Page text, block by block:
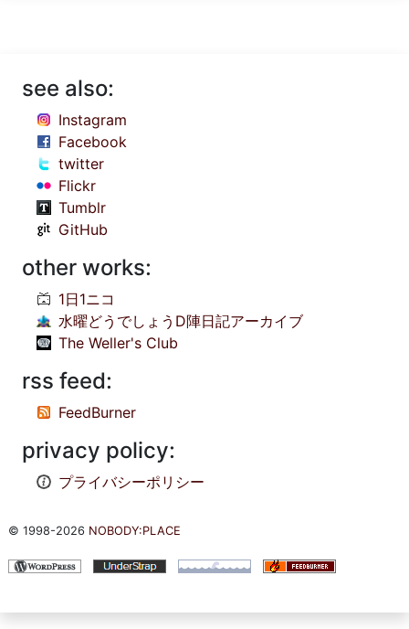
see also:
Instagram
Facebook
twitter
Flickr
Tumblr
GitHub
other works:
1日1ニコ
水曜どうでしょうD陣日記アーカイブ
The Weller's Club
rss feed:
FeedBurner
privacy policy:
プライバシーポリシー
© 1998-2026 NOBODY:PLACE